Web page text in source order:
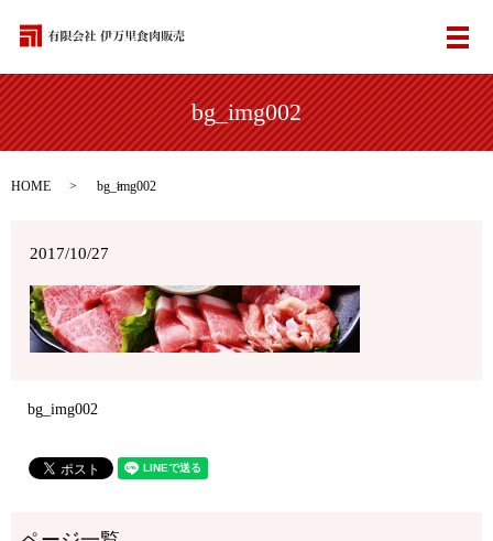
メ
bg_img002
HOME bg_img002
2017/10/27
bg_img002